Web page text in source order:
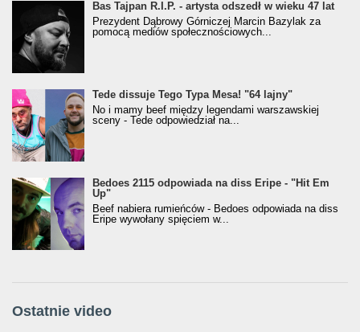
Bas Tajpan R.I.P. - artysta odszedł w wieku 47 lat
Prezydent Dąbrowy Górniczej Marcin Bazylak za
pomocą mediów społecznościowych...
Tede dissuje Tego Typa Mesa! "64 lajny"
No i mamy beef między legendami warszawskiej
sceny - Tede odpowiedział na...
Bedoes 2115 odpowiada na diss Eripe - "Hit Em
Up"
Beef nabiera rumieńców - Bedoes odpowiada na diss
Eripe wywołany spięciem w...
Ostatnie video